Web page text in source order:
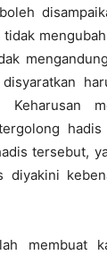
Keharusan
hadis
tersebut,
diyakini
membuat